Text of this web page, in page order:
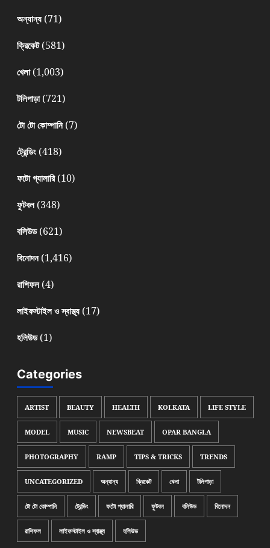
অন্যান্য(71)
ক্রিকেট(581)
খেলা(1,003)
টলিপাড়া(721)
টো টো কোম্পানি(7)
ট্রেন্ডিং(418)
ফটো গ্যালারি(10)
ফুটবল(348)
বলিউড(621)
বিনোদন(1,416)
রাশিফল(4)
লাইফস্টাইল ও স্বাস্থ্য(17)
হলিউড(1)
Categories
ARTIST BEAUTY HEALTH KOLKATA LIFE STYLE
MODEL MUSIC NEWSBEAT OPAR BANGLA
PHOTOGRAPHY RAMP TIPS & TRICKS TRENDS
UNCATEGORIZED অন্যান্য ক্রিকেট খেলা টলিপাড়া
টো টো কোম্পানি ট্রেন্ডিং ফটো গ্যালারি ফুটবল বলিউড বিনোদন
রাশিফল লাইফস্টাইল ও স্বাস্থ্য হলিউড